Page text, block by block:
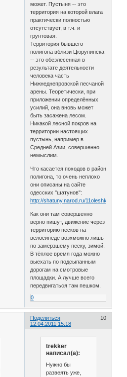
может. Пустыня -- это
территория на которой влага
практически полностью
отсутствует, в т.ч. и
грунтовая.
Территория бывшего
полигона вблизи Цюрупинска
-- это обезлесенная в
результате деятельности
человека часть
Нижнеднепровской песчаной
арены. Теоретически, при
приложении определённых
усилий, она вновь может
быть засажена лесом.
Никакой лесной покров на
территории настоящих
пустынь, например в
Средней Азии, совершенно
немыслим.
Что касается походов в район
полигона, то очень неплохо
они описаны на сайте
одесских "шатунов":
http://shatuny.narod.ru/11oleshki.htm
Как они там совершенно
верно пишут, движение через
территорию песков на
велосипеде возхможно лишь
по замёрзшему песку, зимой.
В тёплое время года можно
выехать по подсыпанным
дорогам на смотровые
площадки. А лучше всего
передвигаться там пешком.
0
Поделиться
10
12.04.2011 15:18
trekker
написал(а):
Нужно бы
развеять уже,